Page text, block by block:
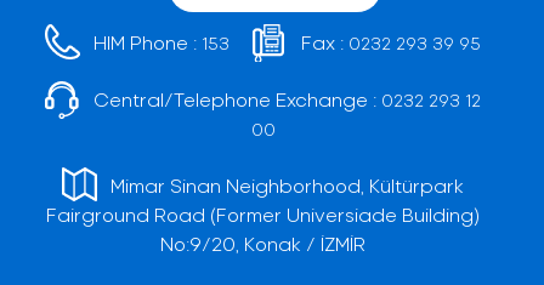
HIM Phone : 153 Fax : 0232 293 39 95
Central/Telephone Exchange : 0232 293 12
00
Mimar Sinan Neighborhood, Kültürpark
Fairground Road (Former Universiade Building)
No:9/20, Konak / İZMİR